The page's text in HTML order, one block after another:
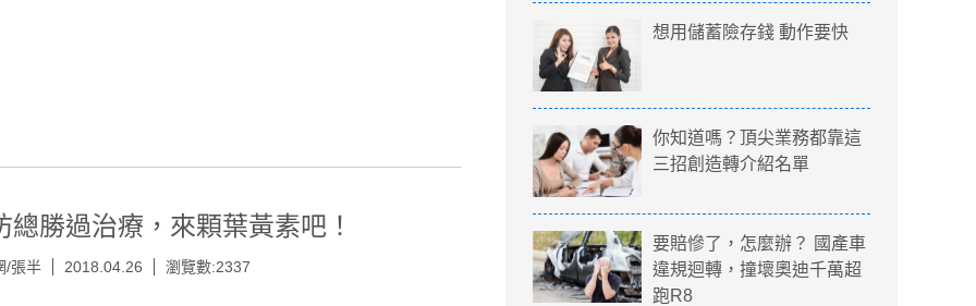
總勝過治療，來顆葉黃素吧！
/張半 2018.04.26 瀏覽數:2337
想用儲蓄險存錢 動作要快
你知道嗎？頂尖業務都靠這
三招創造轉介紹名單
要賠慘了，怎麼辦？ 國產車
違規迴轉，撞壞奧迪千萬超
跑R8